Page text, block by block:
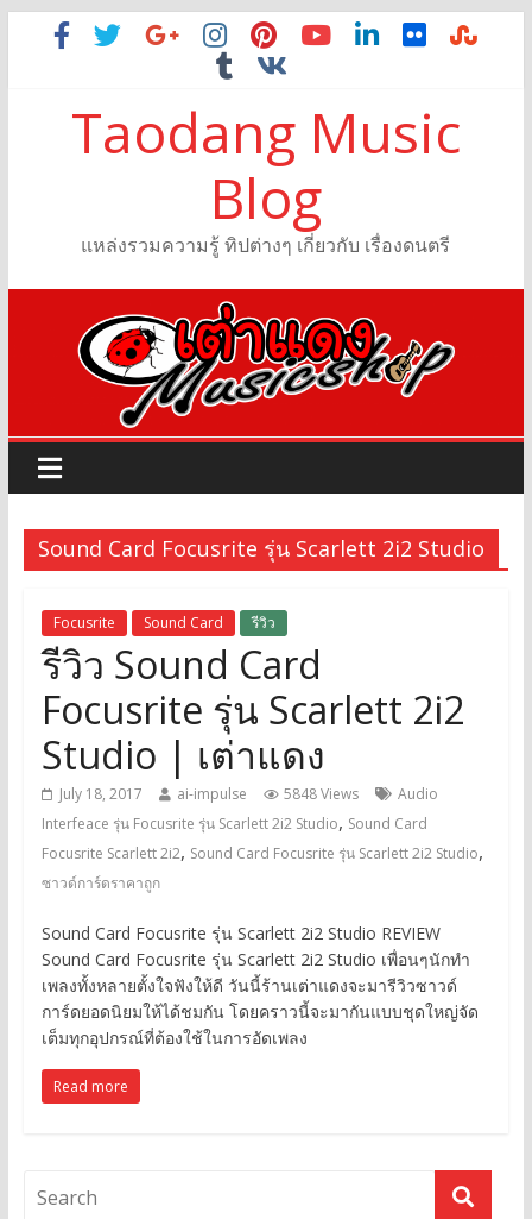
Taodang Music
Blog
แหล่งรวมความรู้ ทิปต่างๆ เกี่ยวกับ เรื่องดนตรี
Sound Card Focusrite รุ่น Scarlett 2i2 Studio
Focusrite Sound Card รีวิว
รีวิว Sound Card
Focusrite รุ่น Scarlett 2i2
Studio | เต่าแดง
July 18, 2017 ai-impulse 5848 Views
Audio
Interfeace รุ่น Focusrite รุ่น Scarlett 2i2 Studio, Sound Card
Focusrite Scarlett 2i2, Sound Card Focusrite รุ่น Scarlett 2i2 Studio,
ซาวด์การ์ดราคาถูก
Sound Card Focusrite รุ่น Scarlett 2i2 Studio REVIEW
Sound Card Focusrite รุ่น Scarlett 2i2 Studio เพื่อนๆนักทำ
เพลงทั้งหลายตั้งใจฟังให้ดี วันนี้ร้านเต่าแดงจะมารีวิวซาวด์
การ์ดยอดนิยมให้ได้ชมกัน โดยคราวนี้จะมากันแบบชุดใหญ่จัด
เต็มทุกอุปกรณ์ที่ต้องใช้ในการอัดเพลง
Read more